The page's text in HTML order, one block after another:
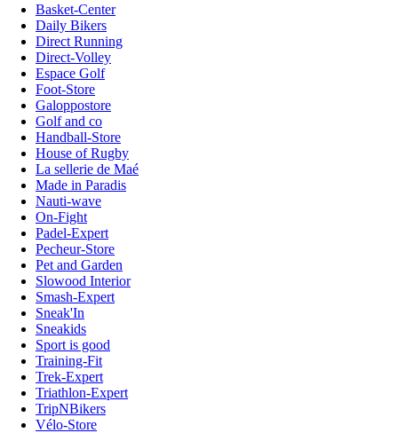
Basket-Center
Daily Bikers
Direct Running
Direct-Volley
Espace Golf
Foot-Store
Galoppostore
Golf and co
Handball-Store
House of Rugby
La sellerie de Maé
Made in Paradis
Nauti-wave
On-Fight
Padel-Expert
Pecheur-Store
Pet and Garden
Slowood Interior
Smash-Expert
Sneak'In
Sneakids
Sport is good
Training-Fit
Trek-Expert
Triathlon-Expert
TripNBikers
Vélo-Store